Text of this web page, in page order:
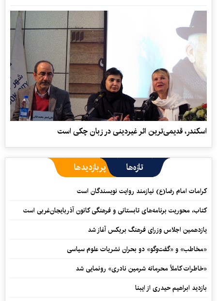
اسکندر، قدیمی‌ترین اثر غیردینی در زبان چکی است
تازه‌ها پربازدیدها
کرامات امام رضا(ع) نیازمند روایت نویسندگان است
کتاب، محوریت برنامه‌های تابستانی و فرهنگی کانون آذربایجان‌غربی است
یازدهمین اجلاس وزرای فرهنگ بریکس آغاز شد
«مخاطب» و «گفت‌وگو» دو بحران نشریات علوم سیاسی
«خاطرات کاملاً محرمانه شرمین نادری» رونمایی شد
بازدید ابراهیم حیدری از ایبنا